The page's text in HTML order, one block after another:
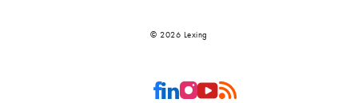
© 2026 Lexing